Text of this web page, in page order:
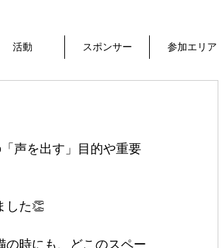
活動 スポンサー 参加エリア
声を出す」目的や重要
した👏
の時にも、どこのスペー